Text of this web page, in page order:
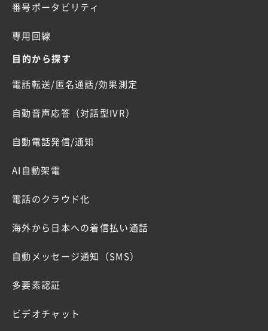
番号ポータビリティ
専用回線
目的から探す
電話転送/匿名通話/効果測定
自動音声応答（対話型IVR）
自動電話発信/通知
AI自動架電
電話のクラウド化
海外から日本への着信払い通話
自動メッセージ通知（SMS）
多要素認証
ビデオチャット